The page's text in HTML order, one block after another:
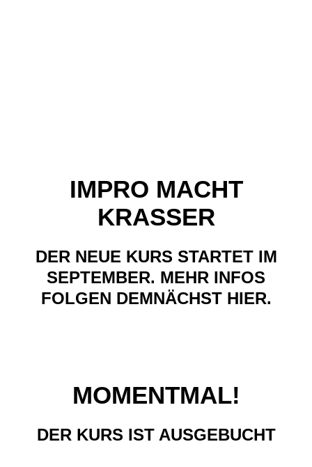
IMPRO MACHT
KRASSER
DER NEUE KURS STARTET IM
SEPTEMBER. MEHR INFOS
FOLGEN DEMNÄCHST HIER.
MOMENTMAL!
DER KURS IST AUSGEBUCHT